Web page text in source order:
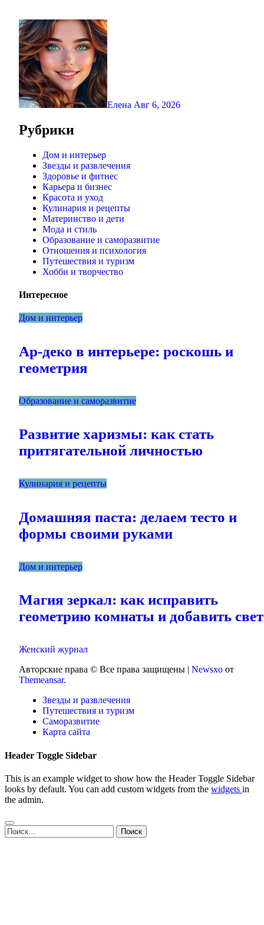
Елена Авг 6, 2026
Рубрики
Дом и интерьер
Звезды и развлечения
Здоровье и фитнес
Карьера и бизнес
Красота и уход
Кулинария и рецепты
Материнство и дети
Мода и стиль
Образование и саморазвитие
Отношения и психология
Путешествия и туризм
Хобби и творчество
Интересное
Дом и интерьер
Ар-деко в интерьере: роскошь и
геометрия
Образование и саморазвитие
Развитие харизмы: как стать
притягательной личностью
Кулинария и рецепты
Домашняя паста: делаем тесто и
формы своими руками
Дом и интерьер
Магия зеркал: как исправить
геометрию комнаты и добавить
Женский журнал
Авторские права © Все права защищены | Newsxo от
Themeansar.
Звезды и развлечения
Путешествия и туризм
Саморазвитие
Карта сайта
Header Toggle Sidebar
This is an example widget to show how the Header Toggle Sidebar
looks by default. You can add custom widgets from the widgets in
the admin.
Найти: